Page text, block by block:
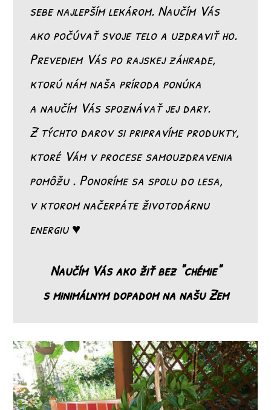
sebe najlepším lekárom. Naučím Vás
ako počúvať svoje telo a uzdraviť ho.
Prevediem Vás po rajskej záhrade,
ktorú nám naša príroda ponúka
a naučím Vás spoznávať jej dary.
Z týchto darov si pripravíme produkty,
ktoré Vám v procese samouzdravenia
pomôžu . Ponoríme sa spolu do lesa,
v ktorom načerpáte životodárnu
energiu ♥
Naučím Vás ako žiť bez "chémie"
s minimálnym dopadom na našu Zem